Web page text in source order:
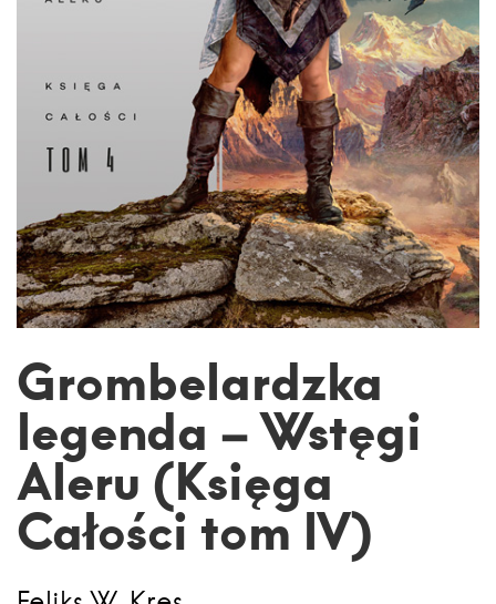
Grombelardzka
legenda – Wstęgi
Aleru (Księga
Całości tom IV)